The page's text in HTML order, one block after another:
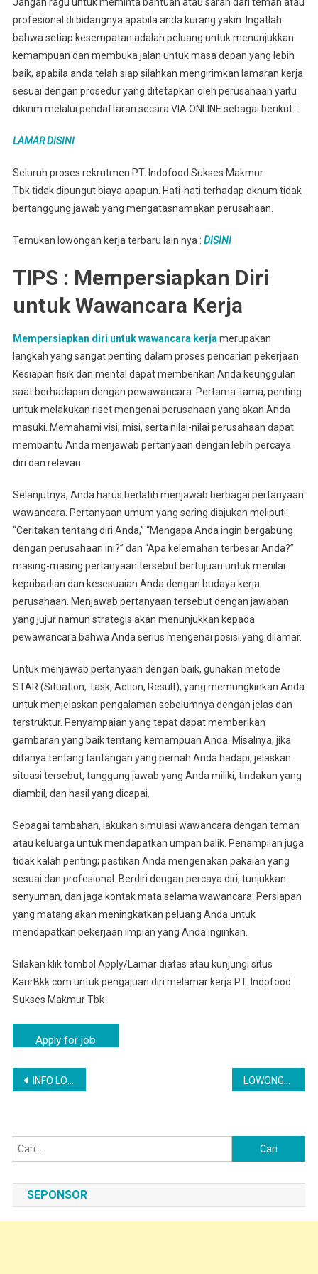
profesional di bidangnya apabila anda kurang yakin. Ingatlah
bahwa setiap kesempatan adalah peluang untuk menunjukkan
kemampuan dan membuka jalan untuk masa depan yang lebih
baik, apabila anda telah siap silahkan mengirimkan lamaran kerja
sesuai dengan prosedur yang ditetapkan oleh perusahaan yaitu
dikirim melalui pendaftaran secara VIA ONLINE sebagai berikut :
LAMAR DISINI
Seluruh proses rekrutmen PT. Indofood Sukses Makmur
Tbk tidak dipungut biaya apapun. Hati-hati terhadap oknum tidak
bertanggung jawab yang mengatasnamakan perusahaan.
Temukan lowongan kerja terbaru lain nya : DISINI
TIPS : Mempersiapkan Diri
untuk Wawancara Kerja
Mempersiapkan diri untuk wawancara kerja merupakan
langkah yang sangat penting dalam proses pencarian pekerjaan.
Kesiapan fisik dan mental dapat memberikan Anda keunggulan
saat berhadapan dengan pewawancara. Pertama-tama, penting
untuk melakukan riset mengenai perusahaan yang akan Anda
masuki. Memahami visi, misi, serta nilai-nilai perusahaan dapat
membantu Anda menjawab pertanyaan dengan lebih percaya
diri dan relevan.
Selanjutnya, Anda harus berlatih menjawab berbagai pertanyaan
wawancara. Pertanyaan umum yang sering diajukan meliputi:
“Ceritakan tentang diri Anda,” “Mengapa Anda ingin bergabung
dengan perusahaan ini?” dan “Apa kelemahan terbesar Anda?”
masing-masing pertanyaan tersebut bertujuan untuk menilai
kepribadian dan kesesuaian Anda dengan budaya kerja
perusahaan. Menjawab pertanyaan tersebut dengan jawaban
yang jujur namun strategis akan menunjukkan kepada
pewawancara bahwa Anda serius mengenai posisi yang dilamar.
Untuk menjawab pertanyaan dengan baik, gunakan metode
STAR (Situation, Task, Action, Result), yang memungkinkan Anda
untuk menjelaskan pengalaman sebelumnya dengan jelas dan
terstruktur. Penyampaian yang tepat dapat memberikan
gambaran yang baik tentang kemampuan Anda. Misalnya, jika
ditanya tentang tantangan yang pernah Anda hadapi, jelaskan
situasi tersebut, tanggung jawab yang Anda miliki, tindakan yang
diambil, dan hasil yang dicapai.
Sebagai tambahan, lakukan simulasi wawancara dengan teman
atau keluarga untuk mendapatkan umpan balik. Penampilan juga
tidak kalah penting; pastikan Anda mengenakan pakaian yang
sesuai dan profesional. Berdiri dengan percaya diri, tunjukkan
senyuman, dan jaga kontak mata selama wawancara. Persiapan
yang matang akan meningkatkan peluang Anda untuk
mendapatkan pekerjaan impian yang Anda inginkan.
Silakan klik tombol Apply/Lamar diatas atau kunjungi situs
KarirBkk.com untuk pengajuan diri melamar kerja PT. Indofood
Sukses Makmur Tbk
Navigasi
INFO LOKER PURWOKERTO – OPERATOR PABRIK | PT INDOFOOD CBP SUKSES MAKMUR TBK
untuk:
SEPONSOR